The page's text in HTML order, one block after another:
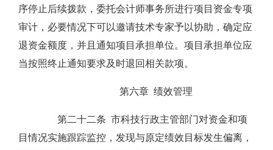
序停止后续拨款，委托会计师事务所进行项目资金专项
审计，必要情况下可以邀请技术专家予以协助，确定应
退资金额度，并且通知项目承担单位。项目承担单位应
当按照终止通知要求及时退回相关款项。
第六章 绩效管理
第二十二条 市科技行政主管部门对资金和项
目情况实施跟踪监控，发现与原定绩效目标发生偏离，